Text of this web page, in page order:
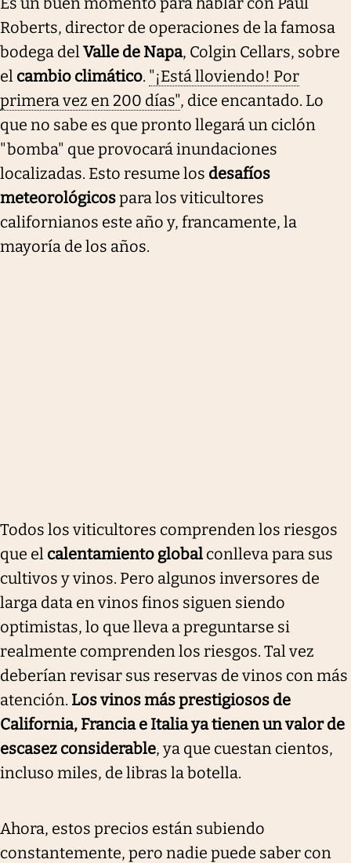
Roberts, director de operaciones de la famosa
bodega delValle de Napa, Colgin Cellars, sobre
el cambio climático. "¡Está lloviendo! Por
primera vez en 200 días", dice encantado. Lo
que no sabe es que pronto llegará un ciclón
"bomba" que provocará inundaciones
localizadas. Esto resume los desafíos
meteorológicospara los viticultores
californianos este año y, francamente, la
mayoría de los años.
Todos los viticultores comprenden los riesgos
que el calentamiento global conlleva para sus
cultivos y vinos. Pero algunos inversores de
larga data en vinos finos siguen siendo
optimistas, lo que lleva a preguntarse si
realmente comprenden los riesgos. Tal vez
deberían revisar sus reservas de vinos con más
atención. Los vinos más prestigiosos de
California, Francia e Italia ya tienen un valor de
escasez considerable, ya que cuestan cientos,
incluso miles, de libras la botella.
Ahora, estos precios están subiendo
constantemente, pero nadie puede saber con